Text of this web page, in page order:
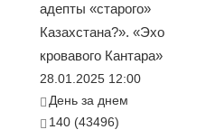
адепты «старого»
Казахстана?». «Эхо
кровавого Кантара»
28.01.2025 12:00
День за днем
140 (43496)